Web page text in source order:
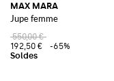
MAX MARA
Jupe femme
550,00 €
192,50 €
-65%